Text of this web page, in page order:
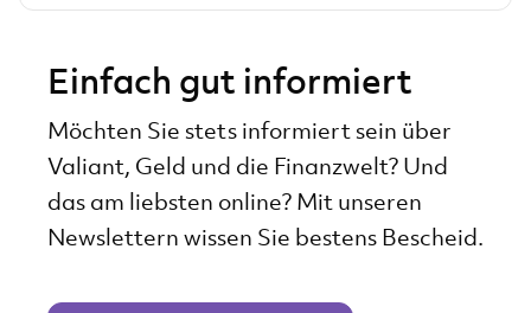
Einfach gut informiert
Möchten Sie stets informiert sein über
Valiant, Geld und die Finanzwelt? Und
das am liebsten online? Mit unseren
Newslettern wissen Sie bestens Bescheid.